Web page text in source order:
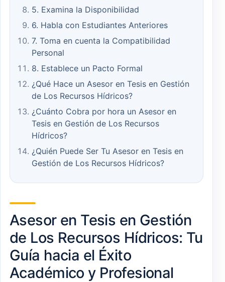
5. Examina la Disponibilidad
6. Habla con Estudiantes Anteriores
7. Toma en cuenta la Compatibilidad
Personal
8. Establece un Pacto Formal
¿Qué Hace un Asesor en Tesis en Gestión
de Los Recursos Hídricos?
¿Cuánto Cobra por hora un Asesor en
Tesis en Gestión de Los Recursos
Hídricos?
¿Quién Puede Ser Tu Asesor en Tesis en
Gestión de Los Recursos Hídricos?
Asesor en Tesis en Gestión
de Los Recursos Hídricos: Tu
Guía hacia el Éxito
Académico y Profesional